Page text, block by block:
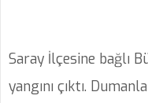
Saray İlçesine bağlı
yangını çıktı.